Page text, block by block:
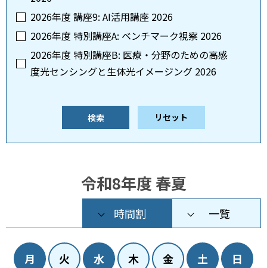
2026年度 講座9: AI活用講座 2026
2026年度 特別講座A: ベンチマーク視察 2026
2026年度 特別講座B: 医療・分野のための高感
度光センシングと生体光イメージング 2026
リセット
令和8年度 春夏
時間割 一覧
月 火 水 木 金 土 日